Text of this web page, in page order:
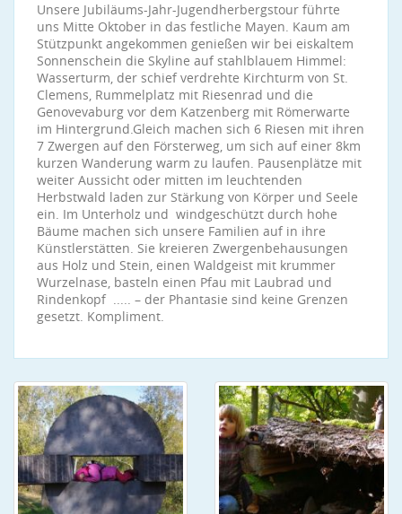
Unsere Jubiläums-Jahr-Jugendherbergstour führte
uns Mitte Oktober in das festliche Mayen. Kaum am
Stützpunkt angekommen genießen wir bei eiskaltem
Sonnenschein die Skyline auf stahlblauem Himmel:
Wasserturm, der schief verdrehte Kirchturm von St.
Clemens, Rummelplatz mit Riesenrad und die
Genovevaburg vor dem Katzenberg mit Römerwarte
im Hintergrund.Gleich machen sich 6 Riesen mit ihren
7 Zwergen auf den Försterweg, um sich auf einer 8km
kurzen Wanderung warm zu laufen. Pausenplätze mit
weiter Aussicht oder mitten im leuchtenden
Herbstwald laden zur Stärkung von Körper und Seele
ein. Im Unterholz und windgeschützt durch hohe
Bäume machen sich unsere Familien auf in ihre
Künstlerstätten. Sie kreieren Zwergenbehausungen
aus Holz und Stein, einen Waldgeist mit krummer
Wurzelnase, basteln einen Pfau mit Laubrad und
Rindenkopf ..... – der Phantasie sind keine Grenzen
gesetzt. Kompliment.